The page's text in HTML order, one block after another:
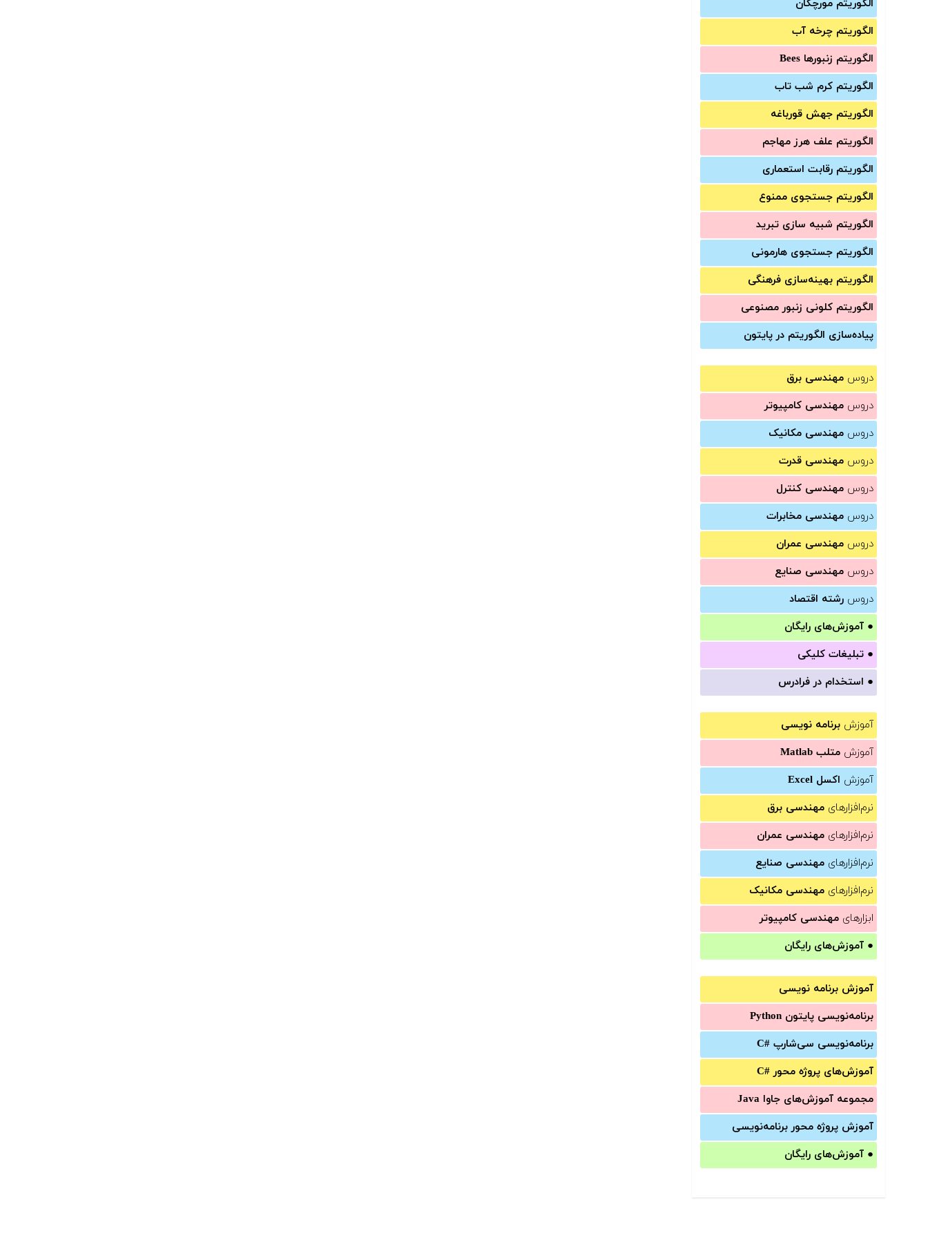
الگوریتم مورچگان
الگوریتم چرخه آب
الگوریتم زنبورها Bees
الگوریتم کرم شب تاب
الگوریتم جهش قورباغه
الگوریتم علف هرز مهاجم
الگوریتم رقابت استعماری
الگوریتم جستجوی ممنوع
الگوریتم شبیه سازی تبرید
الگوریتم جستجوی هارمونی
الگوریتم بهینه‌سازی فرهنگی
الگوریتم کلونی زنبور مصنوعی
پیاده‌سازی الگوریتم در پایتون
دروس مهندسی برق
دروس مهندسی کامپیوتر
دروس مهندسی مکانیک
دروس مهندسی قدرت
دروس مهندسی کنترل
دروس مهندسی مخابرات
دروس مهندسی عمران
دروس مهندسی صنایع
دروس رشته اقتصاد
● آموزش‌های رایگان
● تبلیغات کلیکی
● استخدام در فرادرس
آموزش برنامه نویسی
آموزش متلب Matlab
آموزش اکسل Excel
نرم‌افزارهای مهندسی برق
نرم‌افزارهای مهندسی عمران
نرم‌افزارهای مهندسی صنایع
نرم‌افزارهای مهندسی مکانیک
ابزارهای مهندسی کامپیوتر
● آموزش‌های رایگان
آموزش برنامه نویسی
برنامه‌نویسی پایتون Python
برنامه‌‌نویسی سی‌شارپ C#‎
آموزش‌های پروژه محور #C
مجموعه آموزش‌های جاوا Java
آموزش‌ پروژه محور برنامه‌نویسی
● آموزش‌های رایگان